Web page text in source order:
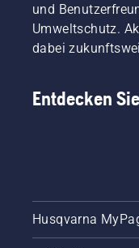
und
Umweltschutz.
dabei
Entdecken
Husqvarna